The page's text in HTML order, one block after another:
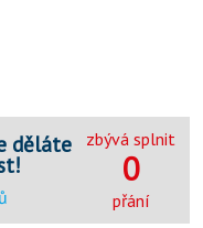
děláte zbývá splnit
0
přání